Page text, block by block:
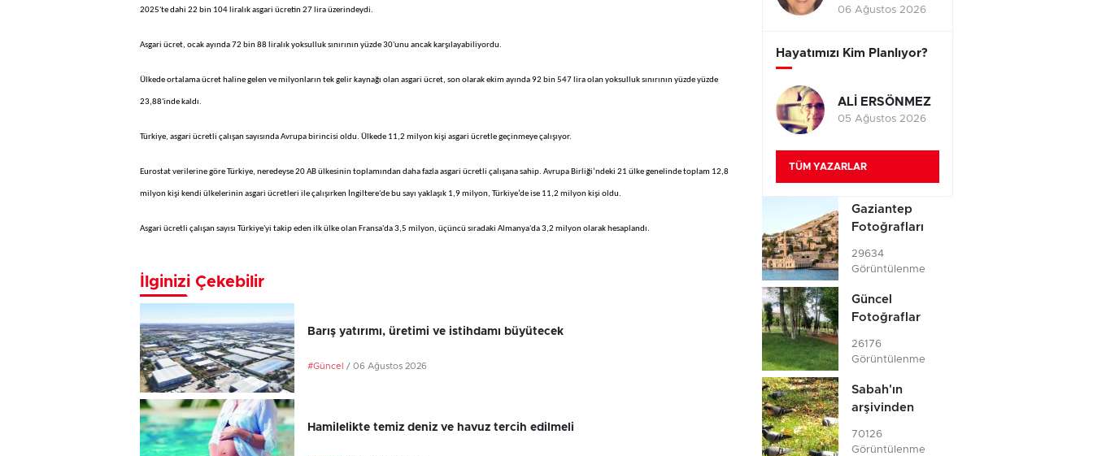
2025'te dahi 22 bin 104 liralık asgari ücretin 27 lira üzerindeydi.
Asgari ücret, ocak ayında 72 bin 88 liralık yoksulluk sınırının yüzde 30'unu ancak karşılayabiliyordu.
Ülkede ortalama ücret haline gelen ve milyonların tek gelir kaynağı olan asgari ücret, son olarak ekim ayında 92 bin 547 lira olan yoksulluk sınırının yüzde yüzde
23,88'inde kaldı.
Türkiye, asgari ücretli çalışan sayısında Avrupa birincisi oldu. Ülkede 11,2 milyon kişi asgari ücretle geçinmeye çalışıyor.
Eurostat verilerine göre Türkiye, neredeyse 20 AB ülkesinin toplamından daha fazla asgari ücretli çalışana sahip. Avrupa Birliği’ndeki 21 ülke genelinde toplam 12,8
milyon kişi kendi ülkelerinin asgari ücretleri ile çalışırken İngiltere'de bu sayı yaklaşık 1,9 milyon, Türkiye’de ise 11,2 milyon kişi oldu.
Asgari ücretli çalışan sayısı Türkiye'yi takip eden ilk ülke olan Fransa'da 3,5 milyon, üçüncü sıradaki Almanya'da 3,2 milyon olarak hesaplandı.
İlginizi Çekebilir
Barış yatırımı, üretimi ve istihdamı büyütecek
#Güncel / 06 Ağustos 2026
Hamilelikte temiz deniz ve havuz tercih edilmeli
06 Ağustos 2026
Hayatımızı Kim Planlıyor?
ALİ ERSÖNMEZ
05 Ağustos 2026
TÜM YAZARLAR
Gaziantep
Fotoğrafları
29634
Görüntülenme
Güncel
Fotoğraflar
26176
Görüntülenme
Sabah'ın
arşivinden
70126
Görüntülenme